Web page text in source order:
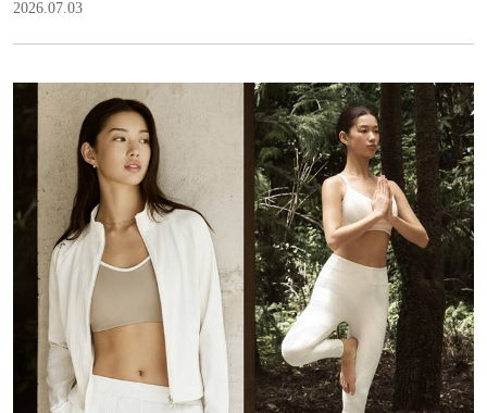
2026.07.03